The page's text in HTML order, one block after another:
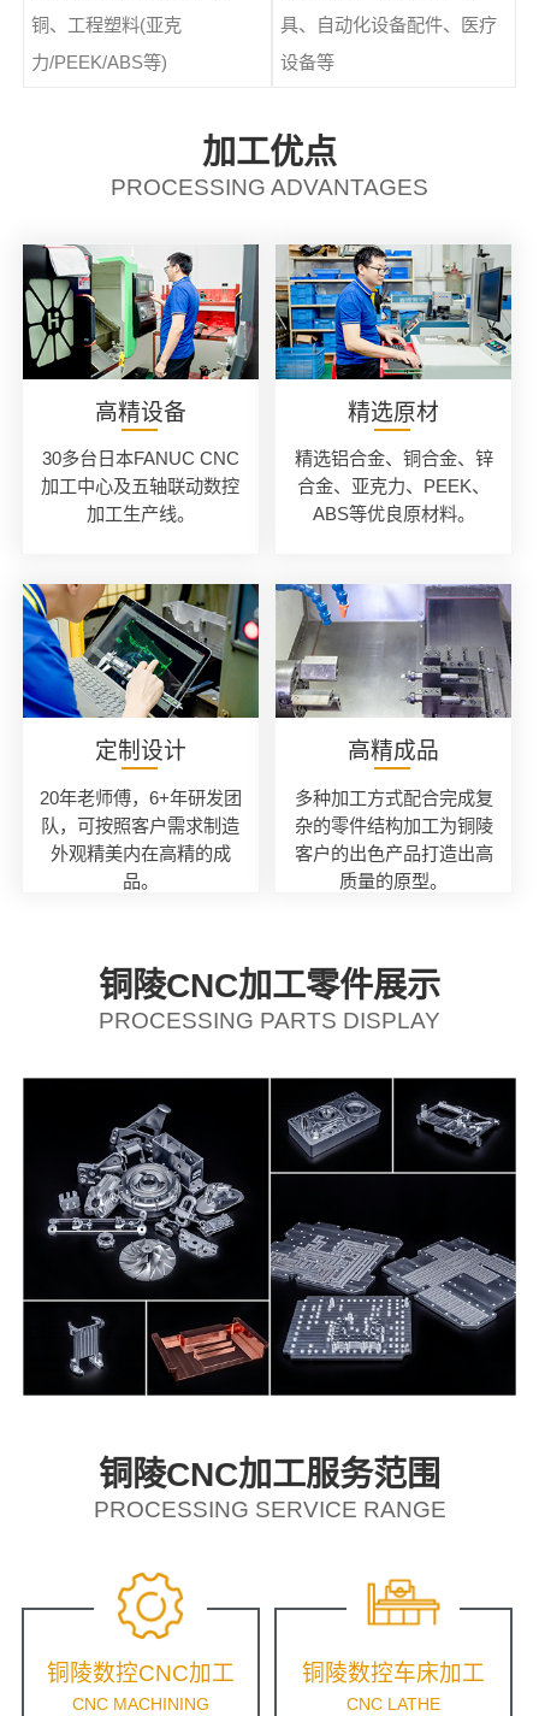
铜、工程塑料(亚克
力/PEEK/ABS等)
具、自动化设备配件、医疗
设备等
加工优点
PROCESSING ADVANTAGES
高精设备
30多台日本FANUC CNC
加工中心及五轴联动数控
加工生产线。
精选原材
精选铝合金、铜合金、锌
合金、亚克力、PEEK、
ABS等优良原材料。
定制设计
20年老师傅，6+年研发团
队，可按照客户需求制造
外观精美内在高精的成
品。
高精成品
多种加工方式配合完成复
杂的零件结构加工为铜陵
客户的出色产品打造出高
质量的原型。
铜陵CNC加工零件展示
PROCESSING PARTS DISPLAY
铜陵CNC加工服务范围
PROCESSING SERVICE RANGE
铜陵数控CNC加工
CNC MACHINING
铜陵数控车床加工
CNC LATHE